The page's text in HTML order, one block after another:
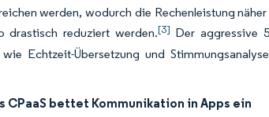
werden, wodurch die Rechenleistung
drastisch reduziert werden.[3] Der aggressive
wie Echtzeit-Übersetzung und
CPaaS bettet Kommunikation in Apps ein